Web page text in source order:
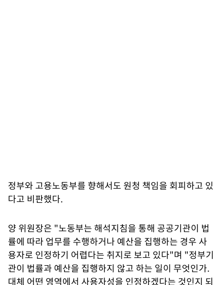
정부와 고용노동부를 향해서도 원청 책임을 회피하고 있
다고 비판했다.
양 위원장은 "노동부는 해석지침을 통해 공공기관이 법
률에 따라 업무를 수행하거나 예산을 집행하는 경우 사
용자로 인정하기 어렵다는 취지로 보고 있다"며 "정부기
관이 법률과 예산을 집행하지 않고 하는 일이 무엇인가.
대체 어떤 영역에서 사용자성을 인정하겠다는 것인지 되